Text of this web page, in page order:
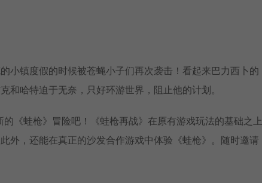
小镇度假的时候被苍蝇小子们再次袭击！看起来巴力西卜的
和哈特迫于无奈，只好环游世界，阻止他的计划。
《蛙枪》冒险吧！《蛙枪再战》在原有游戏玩法的基础之上
外，还能在真正的沙发合作游戏中体验《蛙枪》。随时邀请